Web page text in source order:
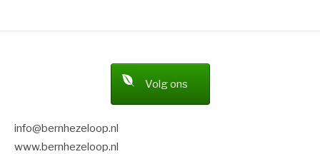
Volg ons
info@bernhezeloop.nl
www.bernhezeloop.nl